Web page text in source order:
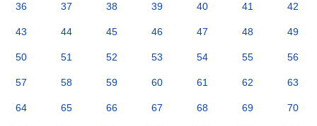
36 37 38 39 40 41 42
43 44 45 46 47 48 49
50 51 52 53 54 55 56
57 58 59 60 61 62 63
64 65 66 67 68 69 70